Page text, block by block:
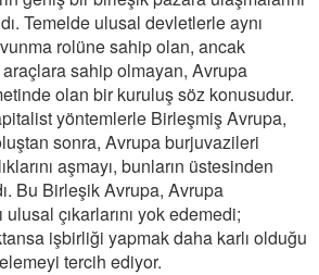
Temelde ulusal devletlerle aynı
rolüne sahip olan, ancak
araçlara sahip olmayan, Avrupa
olan bir kuruluş söz konusudur.
yöntemlerle Birleşmiş Avrupa,
sonra, Avrupa burjuvazileri
aşmayı, bunların üstesinden
Bu Birleşik Avrupa, Avrupa
çıkarlarını yok edemedi;
işbirliği yapmak daha karlı olduğu
tercih ediyor.